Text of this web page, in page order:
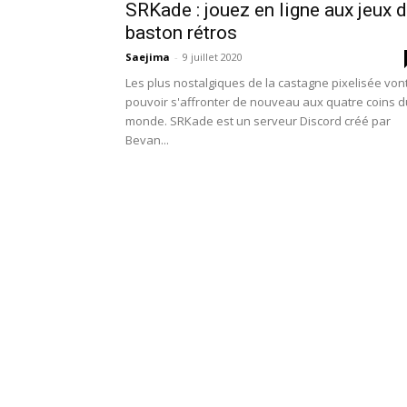
SRKade : jouez en ligne aux jeux
baston rétros
Saejima - 9 juillet 2020
Les plus nostalgiques de la castagne pixelisée
pouvoir s'affronter de nouveau aux quatre coins
monde. SRKade est un serveur Discord créé par
Bevan...